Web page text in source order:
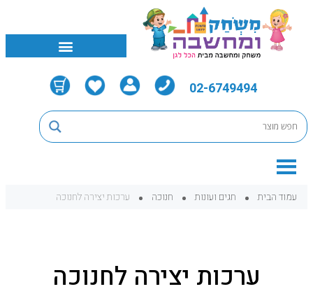
02-6749494
עמוד הבית חגים ועונות חנוכה ערכות יצירה לחנוכה
ערכות יצירה לחנוכה